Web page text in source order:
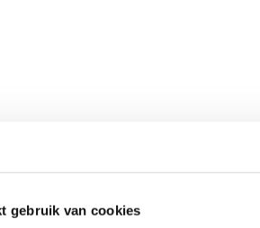
gebruik van cookies